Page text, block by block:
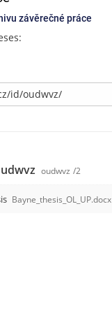
závěrečné práce
oudwvz /2
Bayne_thesis_OL_UP.docx